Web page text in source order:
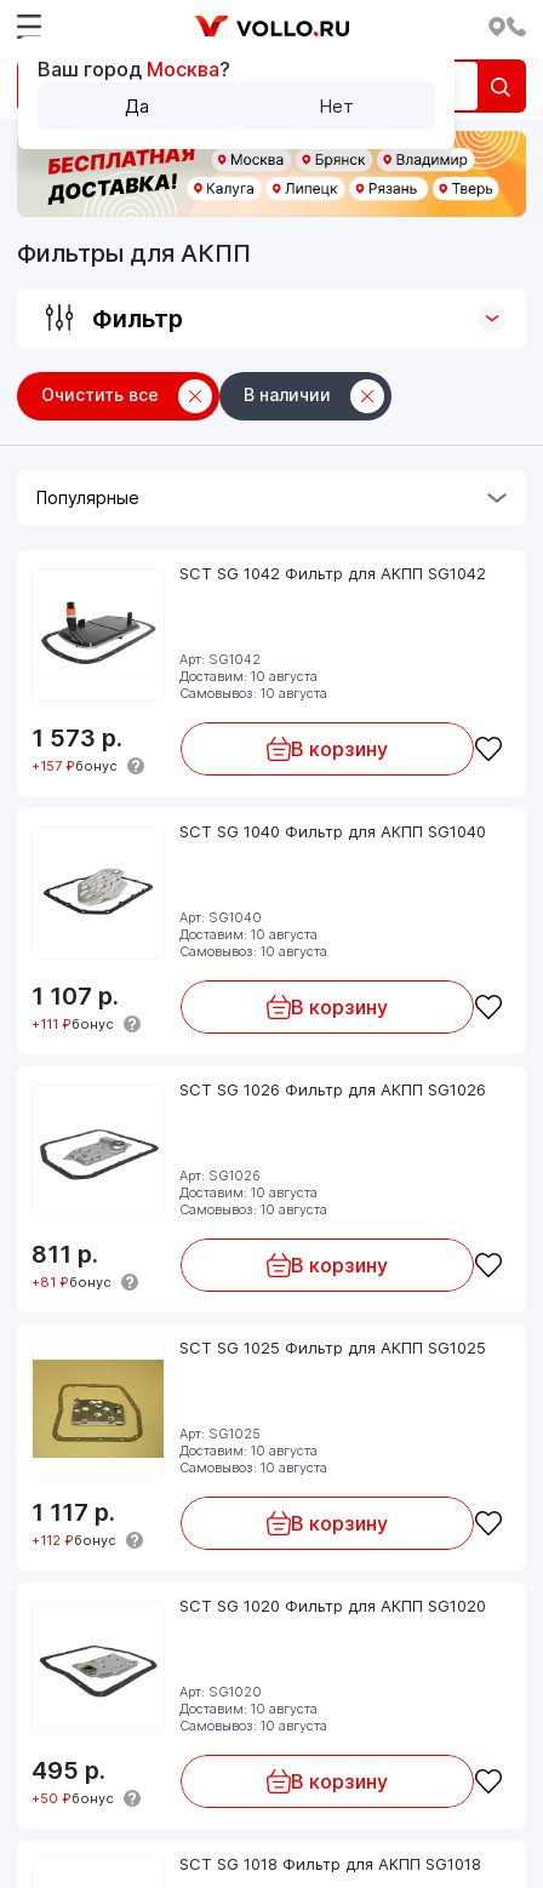
Фильтры для АКПП
Фильтр
Очистить все В наличии
SCT SG 1042 Фильтр для АКПП SG1042
Арт: SG1042
Доставим: 10 августа
Самовывоз: 10 августа
1 573 р.
+157 ₽бонус
В корзину
SCT SG 1040 Фильтр для АКПП SG1040
Арт: SG1040
Доставим: 10 августа
Самовывоз: 10 августа
1 107 р.
+111 ₽бонус
В корзину
SCT SG 1026 Фильтр для АКПП SG1026
Арт: SG1026
Доставим: 10 августа
Самовывоз: 10 августа
811 р.
+81 ₽бонус
В корзину
SCT SG 1025 Фильтр для АКПП SG1025
Арт: SG1025
Доставим: 10 августа
Самовывоз: 10 августа
1 117 р.
+112 ₽бонус
В корзину
SCT SG 1020 Фильтр для АКПП SG1020
Арт: SG1020
Доставим: 10 августа
Самовывоз: 10 августа
495 р.
+50 ₽бонус
В корзину
SCT SG 1018 Фильтр для АКПП SG1018
Ваш город Москва?
Да Нет